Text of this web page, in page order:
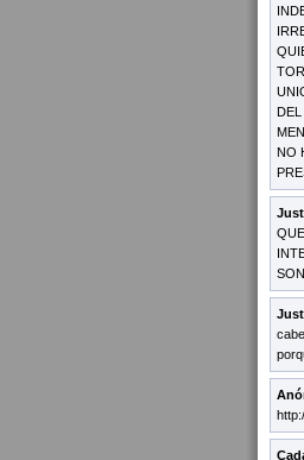
DEL
NO